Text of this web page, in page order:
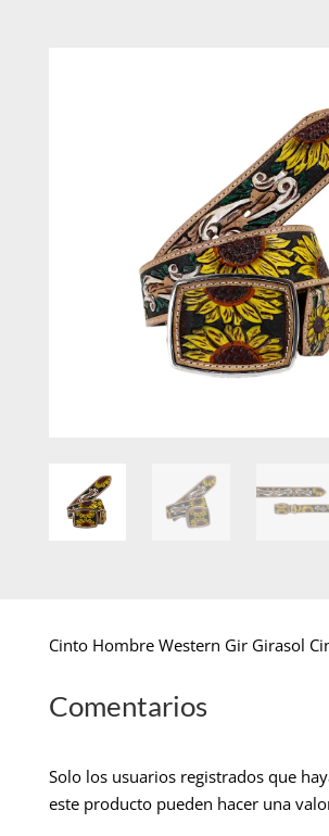
Cinto Hombre Western Gir Girasol
Comentarios
Solo los usuarios registrados que
este producto pueden hacer una